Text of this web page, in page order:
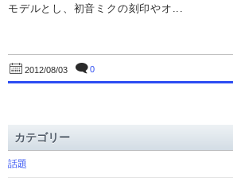
モデルとし、初音ミクの刻印やオ...
2012/08/03 0
カテゴリー
話題